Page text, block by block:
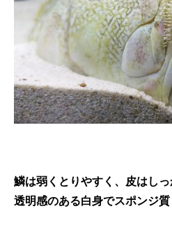
鱗は弱くとりやすく、皮はし
透明感のある白身でスポンジ質